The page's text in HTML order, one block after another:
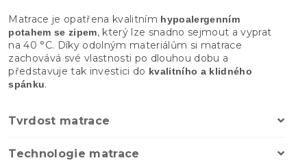
Matrace je opatřena kvalitním hypoalergenním
potahem se zipem, který lze snadno sejmout a vyprat
na 40 °C. Díky odolným materiálům si matrace
zachovává své vlastnosti po dlouhou dobu a
představuje tak investici do kvalitního a klidného
spánku.
Tvrdost matrace
Technologie matrace